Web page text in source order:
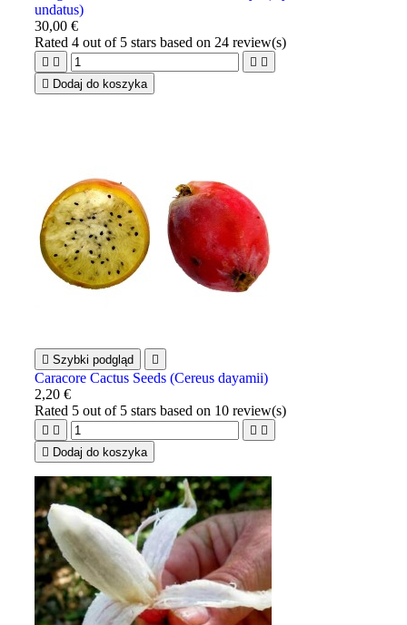
undatus)
30,00 €
Rated4 out of 5 stars based on 24 review(s)
   
 Dodaj do koszyka
 Szybki podgląd 
Caracore Cactus Seeds (Cereus dayamii)
2,20 €
Rated 5 out of 5 stars based on 10 review(s)
   
 Dodaj do koszyka